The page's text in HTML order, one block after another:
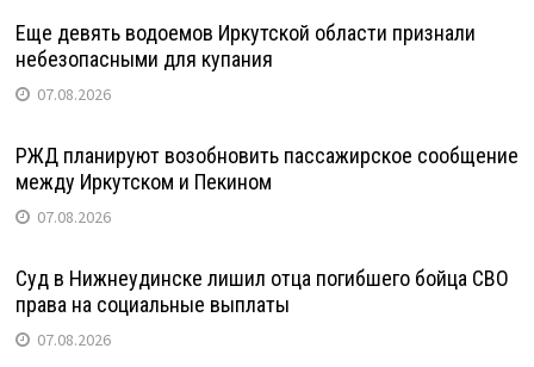
Еще девять водоемов Иркутской области признали
небезопасными для купания
07.08.2026
РЖД планируют возобновить пассажирское сообщение
между Иркутском и Пекином
07.08.2026
Суд в Нижнеудинске лишил отца погибшего бойца СВО
права на социальные выплаты
07.08.2026